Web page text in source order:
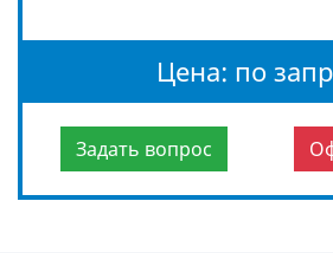
Цена: по
Задать вопрос